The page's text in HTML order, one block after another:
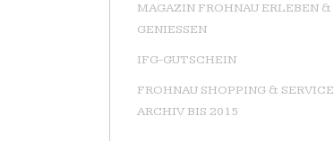
MAGAZIN FROHNAU ERLEBEN &
GENIESSEN
IFG-GUTSCHEIN
FROHNAU SHOPPING & SERVICE
ARCHIV BIS 2015